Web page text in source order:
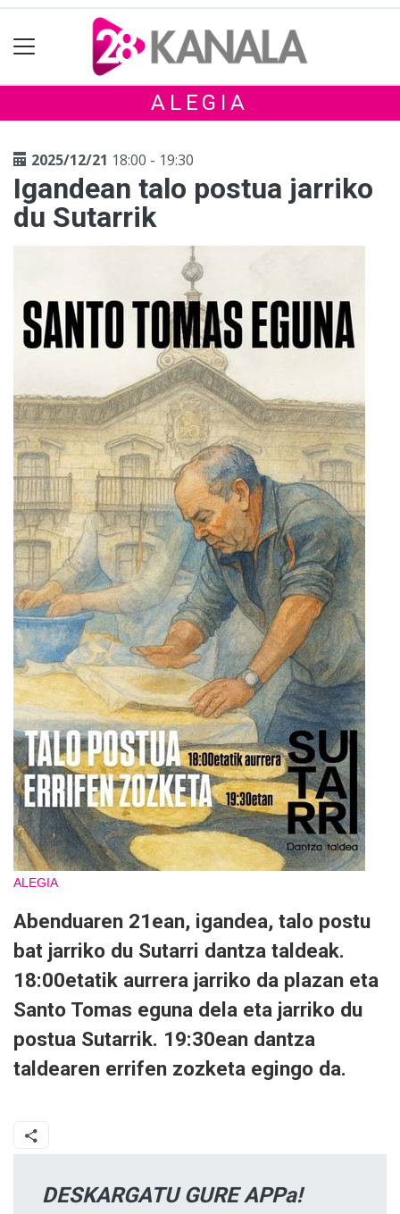
ALEGIA
2025/12/21 18:00 - 19:30
Igandean talo postua jarriko
du Sutarrik
ALEGIA
Abenduaren 21ean, igandea, talo postu
bat jarriko du Sutarri dantza taldeak.
18:00etatik aurrera jarriko da plazan eta
Santo Tomas eguna dela eta jarriko du
postua Sutarrik. 19:30ean dantza
taldearen errifen zozketa egingo da.
DESKARGATU GURE APPa!